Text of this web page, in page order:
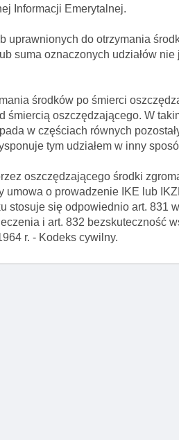
Informacji Emerytalnej.
uprawnionych do otrzymania
suma oznaczonych udziałów
środków po śmierci
śmiercią oszczędzającego. W
w częściach równych
tym udziałem w inny
oszczędzającego środki
umowa o prowadzenie IKE lub
stosuje się odpowiednio art. 831
i art. 832 bezskuteczność
r. - Kodeks cywilny.